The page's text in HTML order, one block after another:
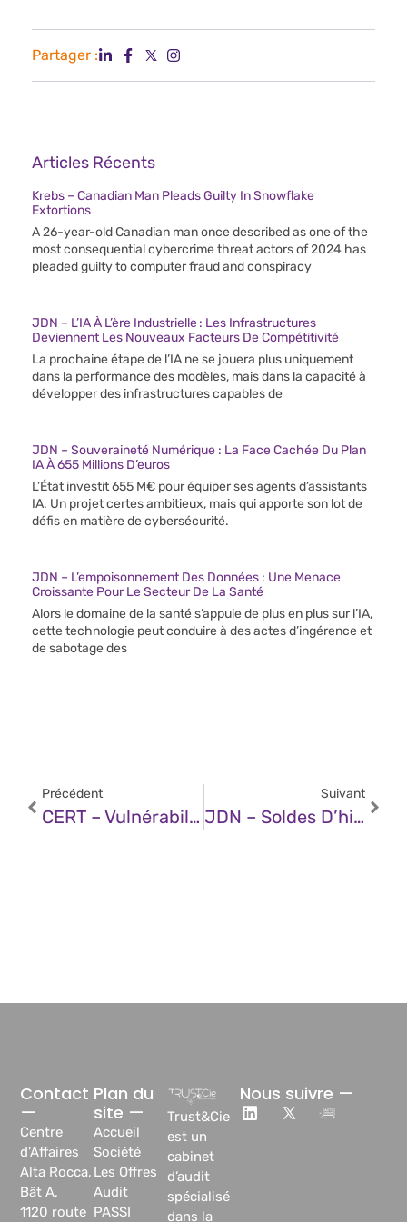
Partager :
Articles Récents
Krebs – Canadian Man Pleads Guilty In Snowflake
Extortions
A 26-year-old Canadian man once described as one of the
most consequential cybercrime threat actors of 2024 has
pleaded guilty to computer fraud and conspiracy
JDN – L’IA À L’ère Industrielle : Les Infrastructures
Deviennent Les Nouveaux Facteurs De Compétitivité
La prochaine étape de l’IA ne se jouera plus uniquement
dans la performance des modèles, mais dans la capacité à
développer des infrastructures capables de
JDN – Souveraineté Numérique : La Face Cachée Du Plan
IA À 655 Millions D’euros
L’État investit 655 M€ pour équiper ses agents d’assistants
IA. Un projet certes ambitieux, mais qui apporte son lot de
défis en matière de cybersécurité.
JDN – L’empoisonnement Des Données : Une Menace
Croissante Pour Le Secteur De La Santé
Alors le domaine de la santé s’appuie de plus en plus sur l’IA,
cette technologie peut conduire à des actes d’ingérence et
de sabotage des
Précédent
CERT – Vulnérabilité Dans Asterisk (10 Janvier 2025)
Suivant
JDN – Soldes D’hiver : Et Si L’IA Générative Pouvait Voler Au Secours Des Enseignes ?
Trust&Cie
est un
cabinet
d’audit
spécialisé
dans la
Plan du
site —
Accueil
Société
Les Offres
Audit
PASSI
Contact
—
Centre
d’Affaires
Alta Rocca,
Bât A,
1120 route
Nous suivre —